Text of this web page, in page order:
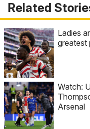
Related
Ladies
greatest
Watch:
Arsenal